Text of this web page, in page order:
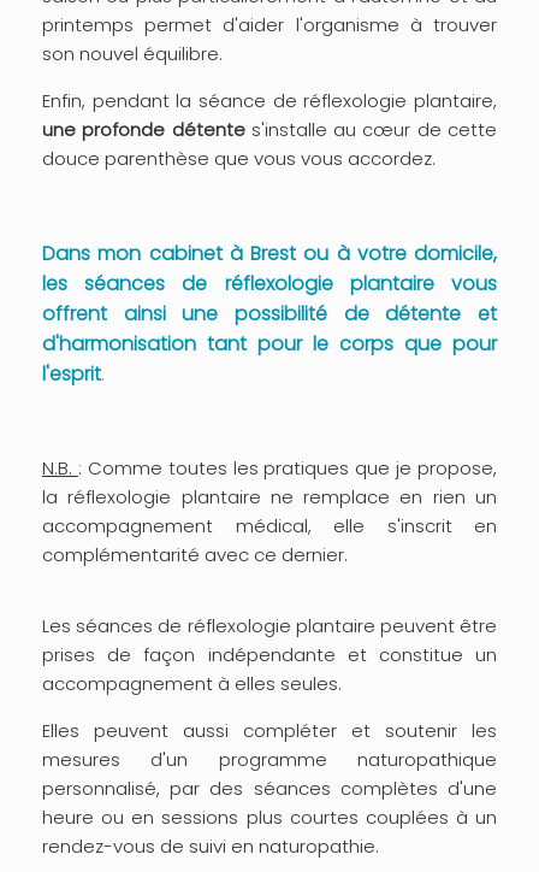
printemps permet d'aider l'organisme à trouver
son nouvel équilibre.
Enfin, pendant la séance de réflexologie plantaire,
une profonde détentes'installe au cœur de cette
douce parenthèse que vous vous accordez.
Dans mon cabinet à Brest ou à votre domicile,
les séances de réflexologie plantaire vous
offrent ainsi une possibilité de détente et
d'harmonisation tant pour le corps que pour
l'esprit.
N.B. : Comme toutes les pratiques que je propose,
la réflexologie plantaire ne remplace en rien un
accompagnement médical, elle s'inscrit en
complémentarité avec ce dernier.
Les séances de réflexologie plantaire peuvent être
prises de façon indépendante et constitue un
accompagnement à elles seules.
Elles peuvent aussi compléter et soutenir les
mesures d'un programme naturopathique
personnalisé, par des séances complètes d'une
heure ou en sessions plus courtes couplées à un
rendez-vous de suivi en naturopathie.